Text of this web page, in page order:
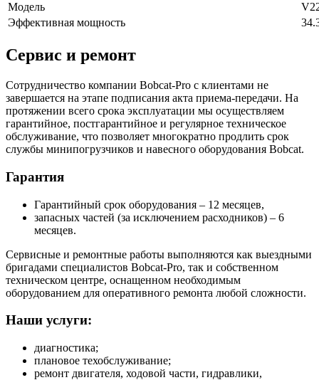
Модель
Эффективная мощность
Сервис и ремонт
Сотрудничество компании Bobcat-Pro с клиентами не
завершается на этапе подписания акта приема-передачи. На
протяжении всего срока эксплуатации мы осуществляем
гарантийное, постгарантийное и регулярное техническое
обслуживание, что позволяет многократно продлить срок
службы минипогрузчиков и навесного оборудования Bobcat.
Гарантия
Гарантийный срок оборудования – 12 месяцев,
запасных частей (за исключением расходников) – 6
месяцев.
Сервисные и ремонтные работы выполняются как выездными
бригадами специалистов Bobcat-Pro, так и собственном
техническом центре, оснащенном необходимым
оборудованием для оперативного ремонта любой сложности.
Наши услуги:
диагностика;
плановое техобслуживание;
ремонт двигателя, ходовой части, гидравлики,